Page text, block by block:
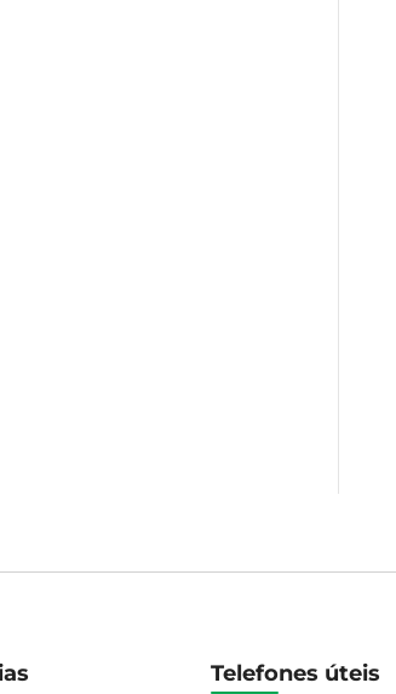
Telefones úteis